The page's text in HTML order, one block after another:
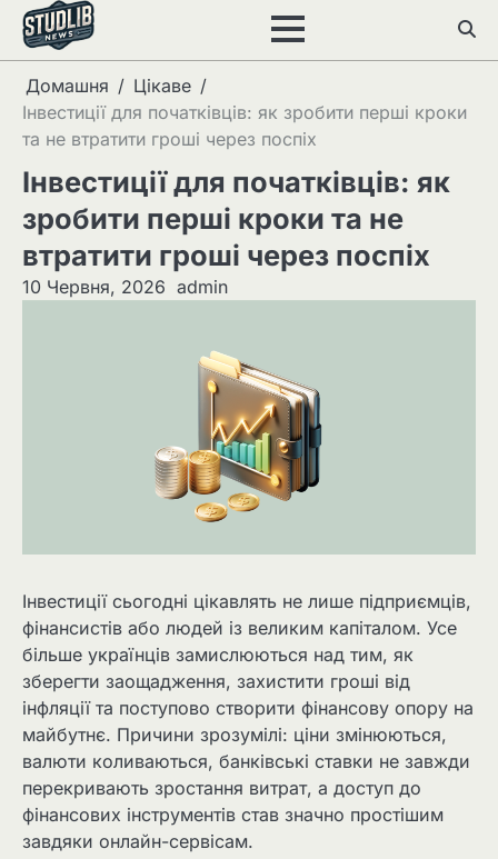
Перейти
вмісту
Домашня
Цікаве
Інвестиції для початківців: як зробити перші кроки
та не втратити гроші через поспіх
Інвестиції для початківців: як
зробити перші кроки та не
втратити гроші через поспіх
10 Червня, 2026 admin
Інвестиції сьогодні цікавлять не лише підприємців,
фінансистів або людей із великим капіталом. Усе
більше українців замислюються над тим, як
зберегти заощадження, захистити гроші від
інфляції та поступово створити фінансову опору на
майбутнє. Причини зрозумілі: ціни змінюються,
валюти коливаються, банківські ставки не завжди
перекривають зростання витрат, а доступ до
фінансових інструментів став значно простішим
завдяки онлайн-сервісам.